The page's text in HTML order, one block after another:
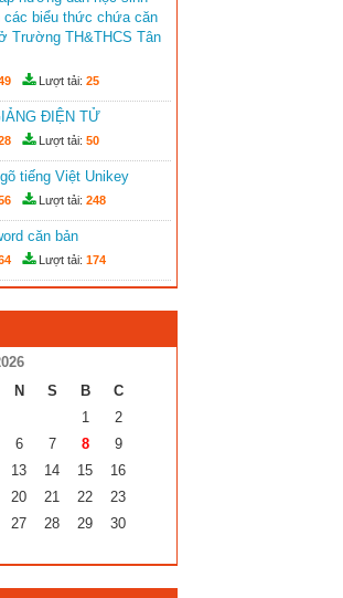
quà cho học sinh có
khăn trước thềm năm
dân tỉnh Kiên Giang
học huyện Vĩnh
năm học 2023-
độ thi công “Công
học năm 2023”
vượt khó học giỏi
ở(10/08/2023)
các biểu thức chứa căn
Trường TH&THCS Tân
Lượt tải: 25
ĐIỆN TỬ
Lượt tải: 50
tiếng Việt Unikey
Lượt tải: 248
căn bản
Lượt tải: 174
N S B
C
1
2
6 7 8
9
13 14 15
16
20 21 22
23
27 28 29
30